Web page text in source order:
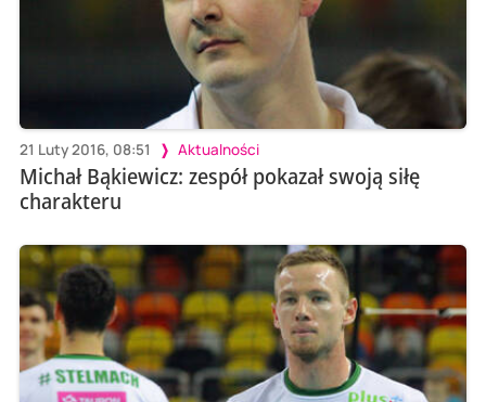
21 Luty 2016, 08:51 Aktualności
Michał Bąkiewicz: zespół pokazał swoją siłę
charakteru